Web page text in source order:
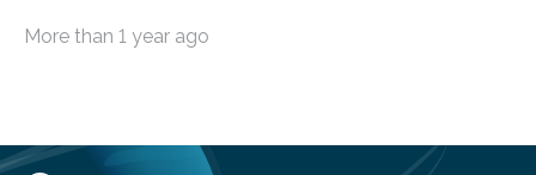
Fotobegeisterten ein interaktives Austauschmedium im
kann nach Fotos gesucht werden. “MAGIX Community”
More than 1 year ago